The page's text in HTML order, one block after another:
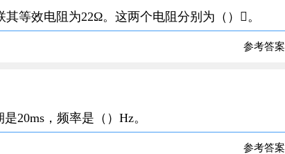
等效电阻为22Ω。这两个电阻分别为（）。
参考答案
20ms，频率是（）Hz。
参考答案